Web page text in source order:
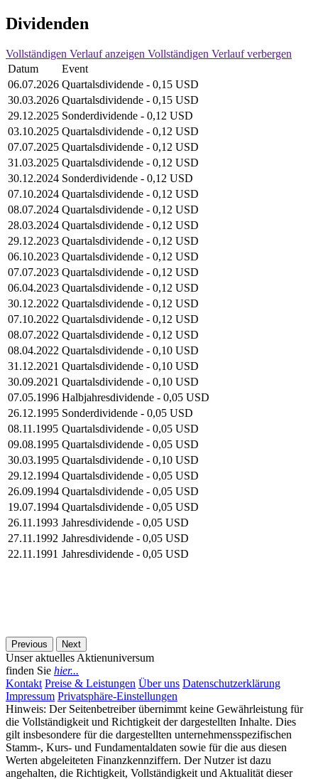
Dividenden
Vollständigen Verlauf anzeigen Vollständigen Verlauf verbergen
Datum
Event
06.07.2026 Quartalsdividende - 0,15 USD
30.03.2026 Quartalsdividende - 0,15 USD
29.12.2025 Sonderdividende - 0,12 USD
03.10.2025 Quartalsdividende - 0,12 USD
07.07.2025 Quartalsdividende - 0,12 USD
31.03.2025 Quartalsdividende - 0,12 USD
30.12.2024 Sonderdividende - 0,12 USD
07.10.2024 Quartalsdividende - 0,12 USD
08.07.2024 Quartalsdividende - 0,12 USD
28.03.2024 Quartalsdividende - 0,12 USD
29.12.2023 Quartalsdividende - 0,12 USD
06.10.2023 Quartalsdividende - 0,12 USD
07.07.2023 Quartalsdividende - 0,12 USD
06.04.2023 Quartalsdividende - 0,12 USD
30.12.2022 Quartalsdividende - 0,12 USD
07.10.2022 Quartalsdividende - 0,12 USD
08.07.2022 Quartalsdividende - 0,12 USD
08.04.2022 Quartalsdividende - 0,10 USD
31.12.2021 Quartalsdividende - 0,10 USD
30.09.2021 Quartalsdividende - 0,10 USD
07.05.1996 Halbjahresdividende - 0,05 USD
26.12.1995 Sonderdividende - 0,05 USD
08.11.1995 Quartalsdividende - 0,05 USD
09.08.1995 Quartalsdividende - 0,05 USD
30.03.1995 Quartalsdividende - 0,10 USD
29.12.1994 Quartalsdividende - 0,05 USD
26.09.1994 Quartalsdividende - 0,05 USD
19.07.1994 Quartalsdividende - 0,05 USD
26.11.1993 Jahresdividende - 0,05 USD
27.11.1992 Jahresdividende - 0,05 USD
22.11.1991 Jahresdividende - 0,05 USD
Previous Next
Unser aktuelles Aktienuniversum
finden Sie hier...
Kontakt Preise & Leistungen Über uns Datenschutzerklärung
Impressum Privatsphäre-Einstellungen
Hinweis: Der Seitenbetreiber übernimmt keine Gewährleistung für
die Vollständigkeit und Richtigkeit der dargestellten Inhalte. Dies
gilt insbesondere für die dargestellten unternehmensspezifischen
Stamm-, Kurs- und Fundamentaldaten sowie für die aus diesen
Werten abgeleiteten Finanzkennziffern. Der Nutzer ist dazu
angehalten, die Richtigkeit, Vollständigkeit und Aktualität dieser